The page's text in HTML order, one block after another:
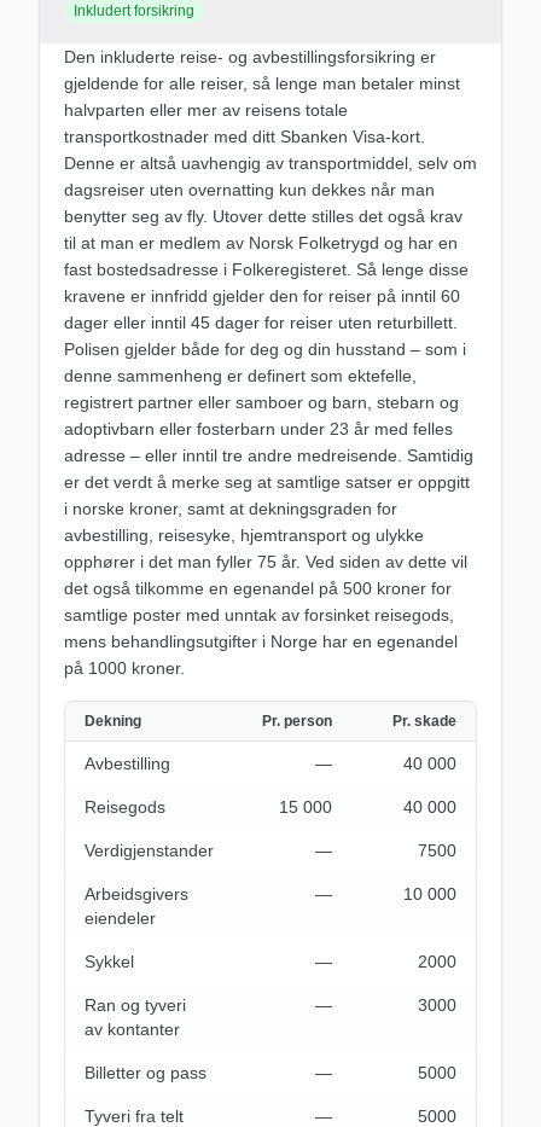
Inkludert forsikring
Den inkluderte reise- og avbestillingsforsikring er
gjeldende for alle reiser, så lenge man betaler minst
halvparten eller mer av reisens totale
transportkostnader med ditt Sbanken Visa-kort.
Denne er altså uavhengig av transportmiddel, selv om
dagsreiser uten overnatting kun dekkes når man
benytter seg av fly. Utover dette stilles det også krav
til at man er medlem av Norsk Folketrygd og har en
fast bostedsadresse i Folkeregisteret. Så lenge disse
kravene er innfridd gjelder den for reiser på inntil 60
dager eller inntil 45 dager for reiser uten returbillett.
Polisen gjelder både for deg og din husstand – som i
denne sammenheng er definert som ektefelle,
registrert partner eller samboer og barn, stebarn og
adoptivbarn eller fosterbarn under 23 år med felles
adresse – eller inntil tre andre medreisende. Samtidig
er det verdt å merke seg at samtlige satser er oppgitt
i norske kroner, samt at dekningsgraden for
avbestilling, reisesyke, hjemtransport og ulykke
opphører i det man fyller 75 år. Ved siden av dette vil
det også tilkomme en egenandel på 500 kroner for
samtlige poster med unntak av forsinket reisegods,
mens behandlingsutgifter i Norge har en egenandel
på 1000 kroner.
Dekning Pr. person Pr. skade
Avbestilling ― 40 000
Reisegods 15 000 40 000
Verdigjenstander ― 7500
Arbeidsgivers
eiendeler
― 10 000
Sykkel ― 2000
Ran og tyveri
av kontanter
― 3000
Billetter og pass ― 5000
Tyveri fra telt ― 5000